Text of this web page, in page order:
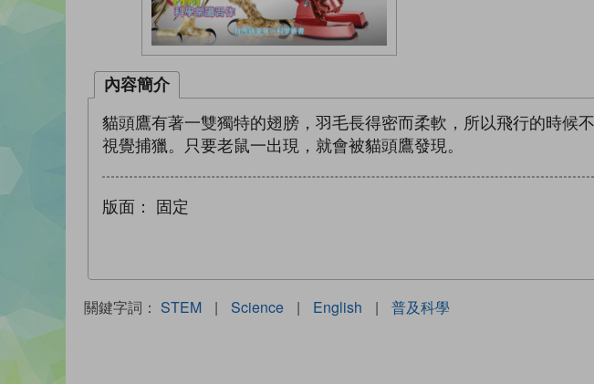
內容簡介
貓頭鷹有著一雙獨特的翅膀，羽毛長得密而柔軟，所以飛行的時候
視覺捕獵。只要老鼠一出現，就會被貓頭鷹發現。
版面： 固定
關鍵字詞： STEM | Science | English | 普及科學